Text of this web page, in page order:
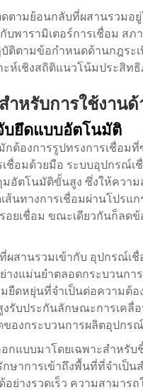
ตามย้อนกลับที่ผสานรวมอ
บพารามิเตอร์การเชื่อม ส
ตามข้อกำหนดด้านกฎระเ
ะห์เชิงสถิติแนวโน้มประสิท
ำหรับการใช้งาน
บยึดแบบอัตโนมัติ
ต้องการรูปทรงการเชื่อม
ชื่อมด้วยมือ ระบบอุปกรณ์
อัตโนมัติขั้นสูง ซึ่งให้ควา
นทางการเชื่อมผ่านโปรแ
ยเชื่อม ขณะเดียวกันก็ลด
ผสานรวมเข้ากับ อุปกรณ์เชื่
งแม่นยำตลอดกระบวนกา
ดหยุ่นที่จำเป็นต่อความต้
รับประกันลักษณะการเคลื่
องกระบวนการผลิตอุปกร
แบบมาโดยเฉพาะสำหรั
ษาการเข้าถึงพื้นที่ที่จำเป็
างรวดเร็ว ความสามาร